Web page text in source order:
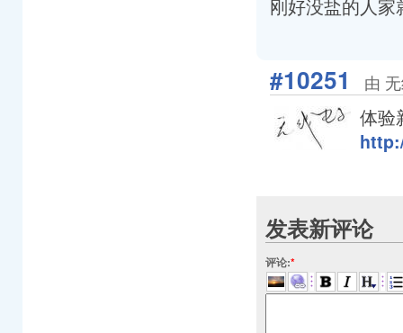
刚好没盐的人
#10251 由
体验
发表新评论
评论:*